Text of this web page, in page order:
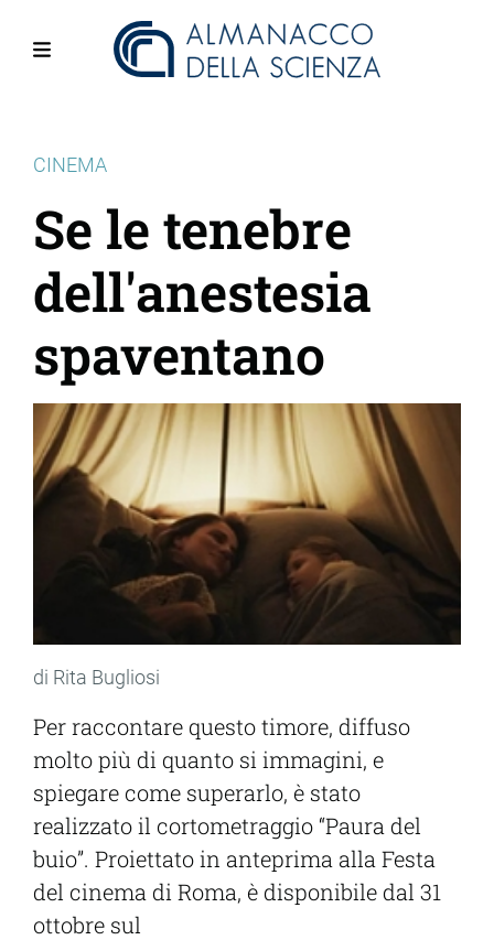
CINEMA
Se le tenebre
dell'anestesia
spaventano
di Rita Bugliosi
Per raccontare questo timore, diffuso
molto più di quanto si immagini, e
spiegare come superarlo, è stato
realizzato il cortometraggio “Paura del
buio”. Proiettato in anteprima alla Festa
del cinema di Roma, è disponibile dal 31
ottobre sul